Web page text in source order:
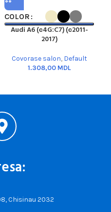
COLOR
Audi A6 (с4G:C7) (с2011-
2017)
Covorase salon, Default
MDL
Chisinau 2032